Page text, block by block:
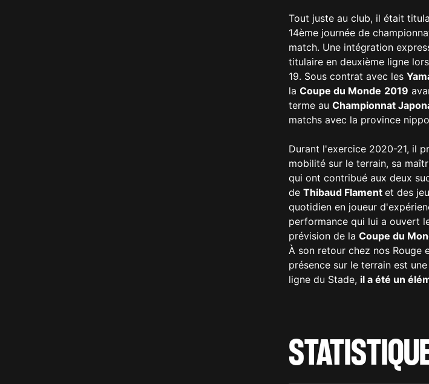
Tout juste au club, il était
14ème journée de
match. Une intégration
titulaire en deuxième ligne
19. Sous contrat avec les
la Coupe du Monde 2019
terme au Championnat
matchs avec la province
Durant l'exercice 2020-21, il
mobilité sur le terrain, sa
qui ont contribué aux deux
de Thibaud Flament et des
quotidien en joueur
performance qui lui a ouvert
prévision de la Coupe du
À son retour chez nos Rouge
présence sur le terrain est
ligne du Stade, il a été un